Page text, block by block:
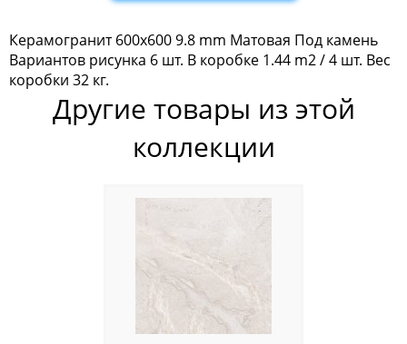
Мозаика Sekitei
Мозаика Starmosaic
Мозаика Tonomosaic
Мозаика Опера Декора
Керамогранит 600x600 9.8 mm Матовая Под камень
Вариантов рисунка 6 шт. В коробке 1.44 m2 / 4 шт. Вес
коробки 32 кг.
Другие товары из этой
коллекции